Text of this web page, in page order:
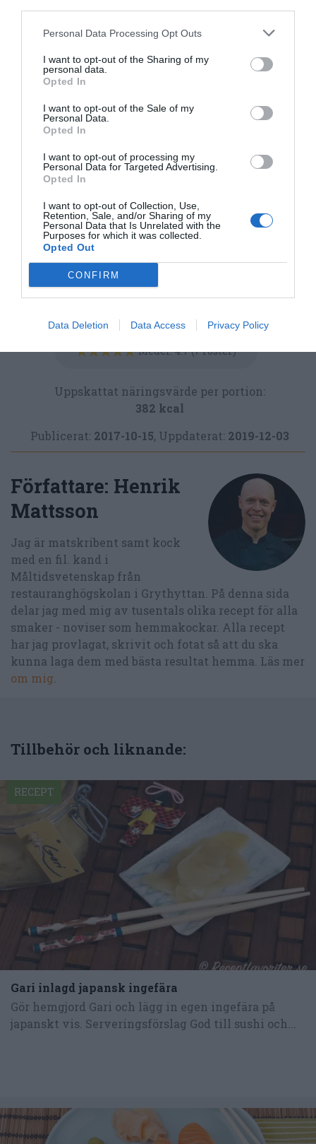
Personal Data Processing Opt Outs
I want to opt-out of the Sharing of my
personal data.
Opted In
I want to opt-out of the Sale of my
Personal Data.
Opted In
I want to opt-out of processing my
Personal Data for Targeted Advertising.
Opted In
I want to opt-out of Collection, Use,
Retention, Sale, and/or Sharing of my
Personal Data that Is Unrelated with the
Purposes for which it was collected.
Opted Out
CONFIRM
Data Deletion Data Access Privacy Policy
Aptitretare, snittar och tilltugg
Grönsaker
Ris Avokado Tofu
Fest
Vardag
Vegetariskt
Kall mat
Medel:4.7(7röster)
Uppskattat näringsvärde per portion:
382 kcal
Publicerat: 2017-10-15, Uppdaterat: 2019-12-03
Författare: Henrik
Mattsson
Jag är matskribent samt kock
med en fil. kand i
Måltidsvetenskap från
restauranghögskolan i Grythyttan. På denna sida
delar jag med mig av tusentals olika recept för alla
smaker - noviser som hemmakockar. Alla recept
har jag provlagat, skrivit och fotat så att du ska
kunna laga dem med bästa resultat hemma. Läs mer
om mig
Tillbehör och liknande:
Gari inlagd japansk ingefära
Gör hemgjord Gari och lägg in egen ingefära på
japanskt vis. Serveringsförslag God till sushi och...
RECEPT